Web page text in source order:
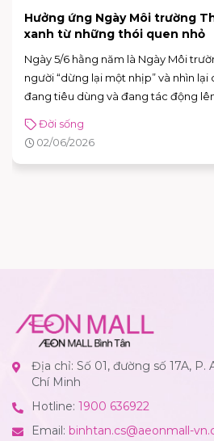
Bí quyết chăm sóc da mùa hè
Mùa hè là lúc làn da “chịu tải” nhiều
cao, mồ hôi nhiều, dầu thừa tăng,
da vừa dễ đổ dầu – bít tắc, vừa có
đúng vài nguyên tắc: làm sạch vừa
chống nắng đúng cách và xử lý mồ
Đời sống
02/06/2026
Địa chỉ: Số 01, đường số 17A, P.
Chí Minh
Hotline: 1900 636922
Email: binhtan.cs@aeonmall-